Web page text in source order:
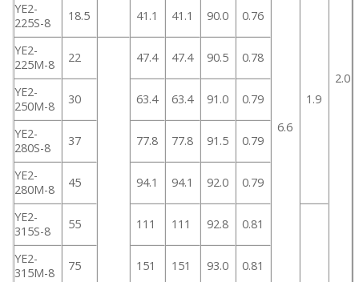
2.0
6.6
YE2-
225S-8
18.5 41.1 41.1 90.0 0.76
1.9
YE2-
225M-8
22 47.4 47.4 90.5 0.78
YE2-
250M-8
30 63.4 63.4 91.0 0.79
YE2-
280S-8
37 77.8 77.8 91.5 0.79
YE2-
280M-8
45 94.1 94.1 92.0 0.79
YE2-
315S-8
55 111 111 92.8 0.81
YE2-
315M-8
75 151 151 93.0 0.81